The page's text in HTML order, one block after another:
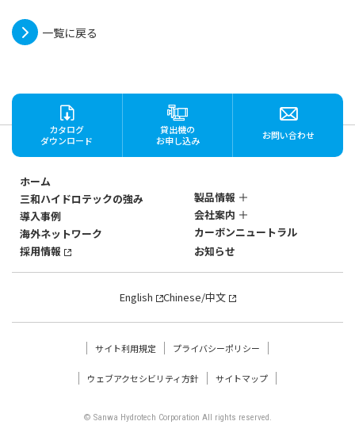
一覧に戻る
カタログ
ダウンロード
貸出機の
お申し込み
お問い合わせ
ホーム
三和ハイドロテックの強み
製品情報
ステンレス製
マグネットポンプ
SANWAのマグネットポン
3つの強み
SANWAのマグネットポン
プ
強みの深層
流量・揚程で探す
温度条件で探す
ケミカルプロセスポンプ
導入事例
会社案内
会社概要
社歴・沿革
海外ネットワーク
カーボンニュートラル
採用情報
お知らせ
English Chinese/中文
サイト利用規定 プライバシーポリシー
ウェブアクセシビリティ方針 サイトマップ
© Sanwa Hydrotech Corporation All rights reserved.